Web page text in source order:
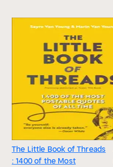
The Little Book of Threads
: 1400 of the Most